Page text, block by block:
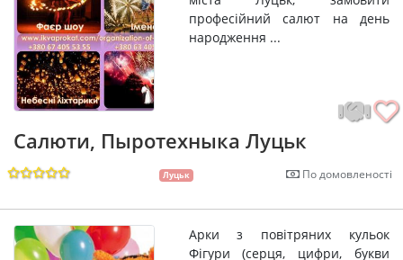
професійний салют на день
народження ...
Салюти, Пыротехныка Луцьк
Луцьк По домовленості
Арки з повітряних кульок
Фігури (серця, цифри, букви